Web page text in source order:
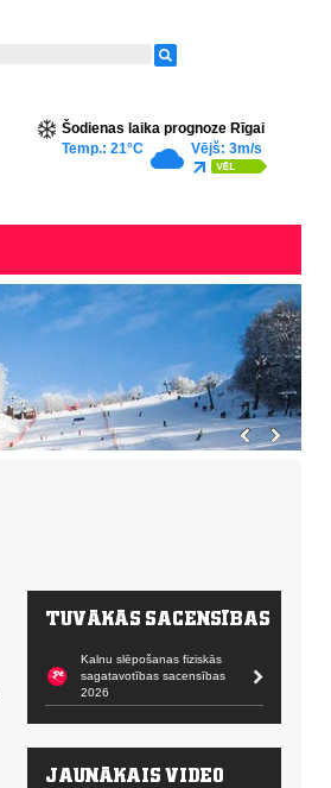
Šodienas laika prognoze Rīgai
Temp.: 21°C
Vējš: 3m/s
Kalnu slēpošanas fiziskās
sagatavotības sacensības
2026